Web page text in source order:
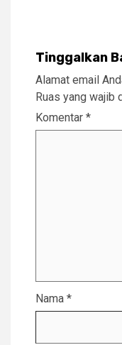
Tinggalkan
Alamat email
Ruas yang wajib
Komentar *
Nama *